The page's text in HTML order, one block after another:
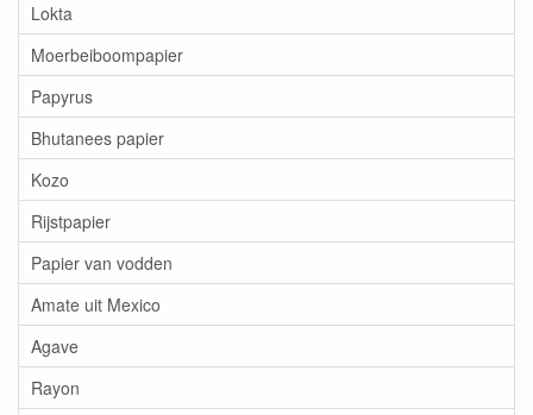
Lokta
Moerbeiboompapier
Papyrus
Bhutanees papier
Kozo
Rijstpapier
Papier van vodden
Amate uit Mexico
Agave
Rayon